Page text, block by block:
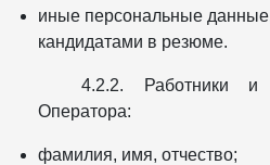
иные персональные
кандидатами в резюме.
4.2.2. Работники и
Оператора:
фамилия, имя, отчество;